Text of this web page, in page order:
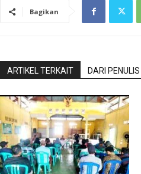
Bagikan
ARTIKEL TERKAIT DARI PENULIS